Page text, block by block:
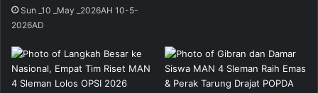
pendidikan, lingkungan, dan kesejahteraan. Prestasi
MAN 4 Sleman ini diharapkan dapat memotivasi
generasi muda Indonesia lainnya untuk terus
berinovasi demi masa depan yang lebih baik. (dzl)
Sun _10 _May _2026AH 10-5-
2026AD